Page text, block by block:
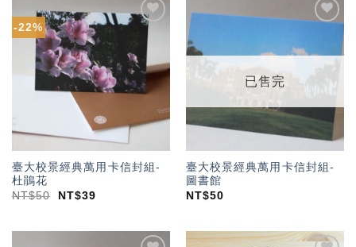
-22%
加入
「願
望輕
單」
臺大校景經典萬用卡信封組-
杜鵑花
NT$50 NT$39
望輕
單」
已售完
臺大校景經典萬用卡信封組-
圖書館
NT$50